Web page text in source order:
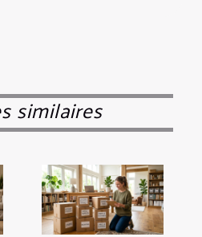
similaires